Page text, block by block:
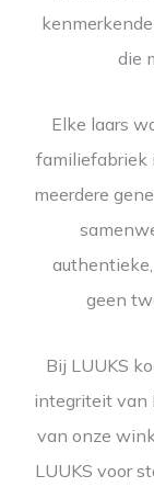
die
Elke laars
familiefabriek
meerdere
geen
Bij LUUKS
integriteit van
van onze
LUUKS voor